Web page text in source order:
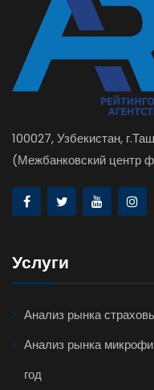
100027, Узбекистан,
(Межбанковский центр
Услуги
Анализ рынка
Анализ рынка
год